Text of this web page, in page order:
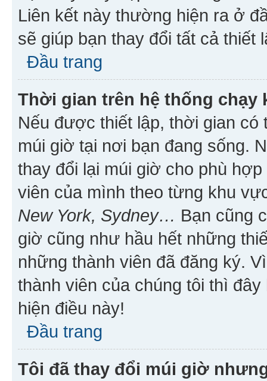
Liên kết này thường hiện ra ở
sẽ giúp bạn thay đổi tất cả thiết
Đầu trang
Thời gian trên hệ thống chạy
Nếu được thiết lập, thời gian
múi giờ tại nơi bạn đang sống.
thay đổi lại múi giờ cho phù
viên của mình theo từng khu
New York, Sydney… Bạn cũng
giờ cũng như hầu hết những
những thành viên đã đăng ký.
thành viên của chúng tôi thì
hiện điều này!
Đầu trang
Tôi đã thay đổi múi giờ